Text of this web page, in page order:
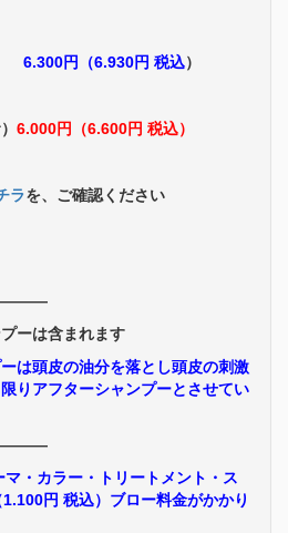
6.300円（6.930円 税込）
6.000円（6.600円 税込）
ラを、ご確認ください
ーは含まれます
は頭皮の油分を落とし頭皮の刺激
りアフターシャンプーとさせてい
・カラー・トリートメント・ス
円 税込）ブロー料金がかかり